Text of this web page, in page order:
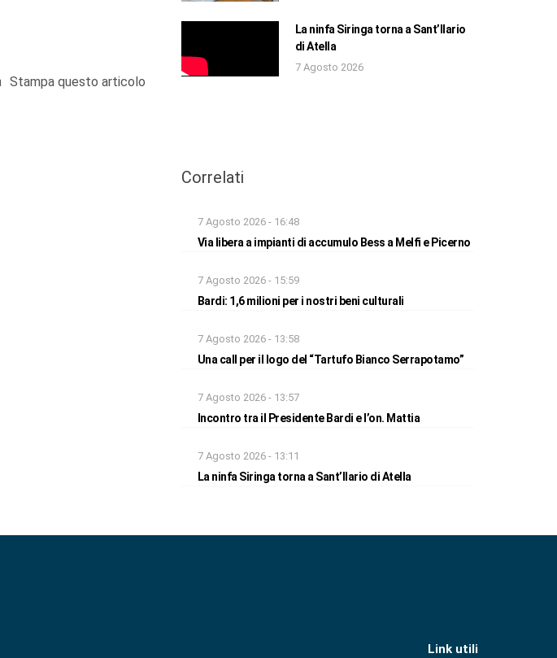
Stampa questo articolo
La ninfa Siringa torna a Sant’Ilario
di Atella
7 Agosto 2026
Correlati
7 Agosto 2026 - 16:48
Via libera a impianti di accumulo Bess a Melfi e Picerno
7 Agosto 2026 - 15:59
Bardi: 1,6 milioni per i nostri beni culturali
7 Agosto 2026 - 13:58
Una call per il logo del “Tartufo Bianco Serrapotamo”
7 Agosto 2026 - 13:57
Incontro tra il Presidente Bardi e l’on. Mattia
7 Agosto 2026 - 13:11
La ninfa Siringa torna a Sant’Ilario di Atella
Link utili